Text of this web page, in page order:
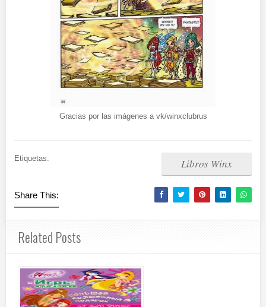
Gracias por las imágenes a vk/winxclubrus
Etiquetas: Libros Winx
Share This:
Related Posts